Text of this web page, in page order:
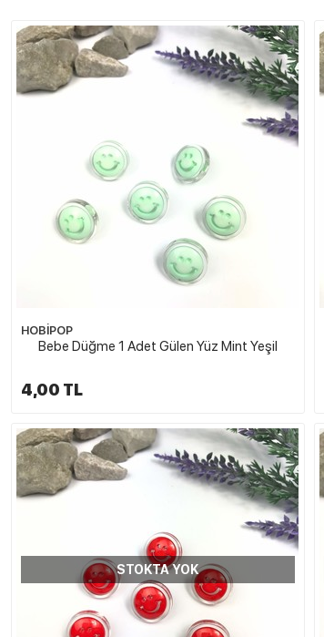
HOBİPOP
Bebe Düğme 1 Adet Gülen Yüz Mint Yeşil
4,00 TL
STOKTA YOK